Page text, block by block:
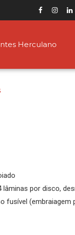
Herculano
por disco,
fusível (embraiagem